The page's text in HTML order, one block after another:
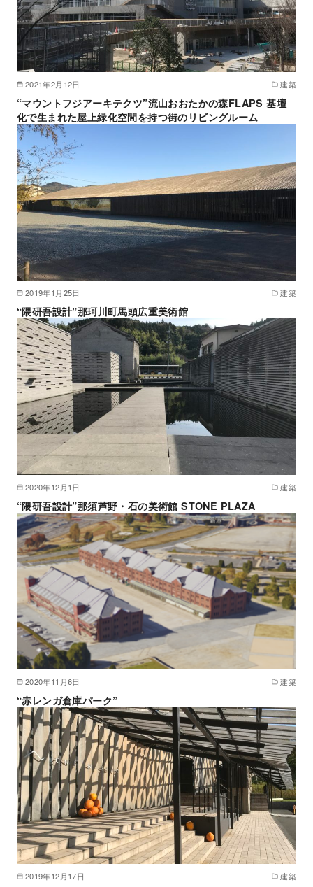
2021年2月12日 建築
“マウントフジアーキテクツ”流山おおたかの森FLAPS 基壇
化で生まれた屋上緑化空間を持つ街のリビングルーム
2019年1月25日 建築
“隈研吾設計”那珂川町馬頭広重美術館
2020年12月1日 建築
“隈研吾設計”那須芦野・石の美術館 STONE PLAZA
2020年11月6日 建築
“赤レンガ倉庫パーク”
2019年12月17日 建築